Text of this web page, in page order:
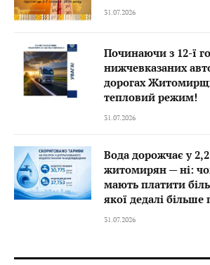
31.07.2026
Починаючи з 12-ї
нижчевказаних
дорогах
тепловий режим!
31.07.2026
Вода дорожчає у 2,2
житомирян — ні:
мають платити
якої дедалі більше
31.07.2026